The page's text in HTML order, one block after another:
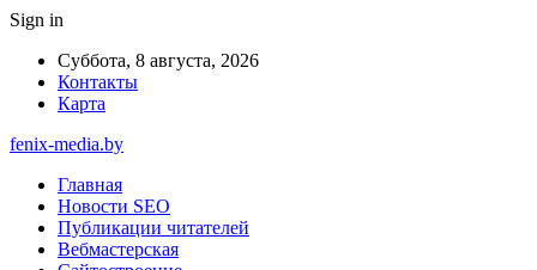
Sign in
Суббота, 8 августа, 2026
Контакты
Карта
fenix-media.by
Главная
Новости SEO
Публикации читателей
Вебмастерская